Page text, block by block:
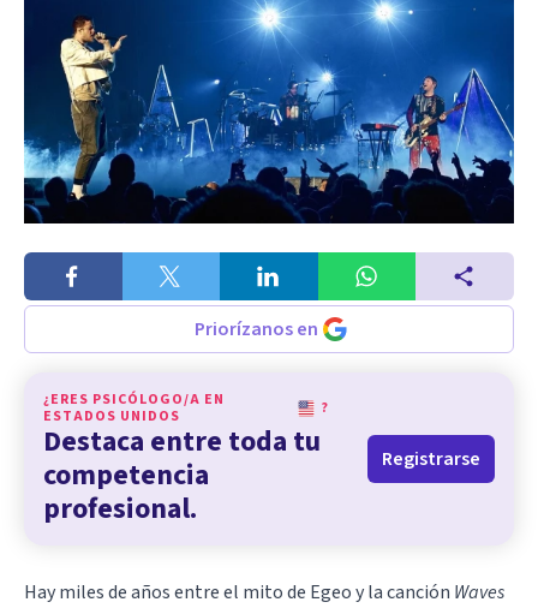
Priorízanos en
¿ERES PSICÓLOGO/A EN
ESTADOS UNIDOS
?
Destaca entre toda tu
competencia
profesional.
Registrarse
Hay miles de años entre el mito de Egeo y la canción Waves